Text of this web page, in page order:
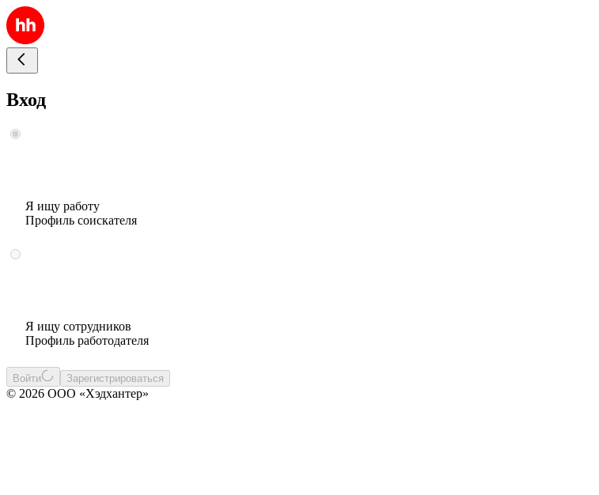
Вход
Я ищу работу
Профиль соискателя
Я ищу сотрудников
Профиль работодателя
Войти Зарегистрироваться
© 2026 ООО «Хэдхантер»